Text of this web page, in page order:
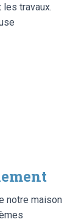
les travaux.
notre maison